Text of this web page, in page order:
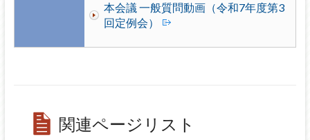
本会議 一般質問動画（令和7年度第3
回定例会）
関連ページリスト